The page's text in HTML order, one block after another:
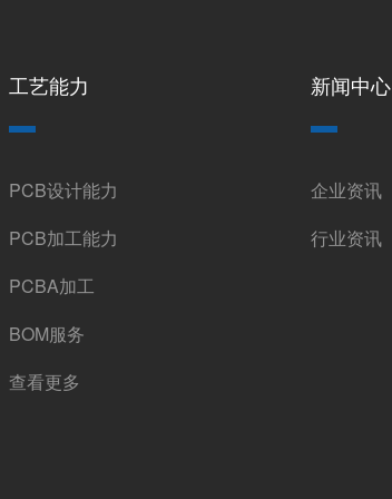
工艺能力
PCB设计能力
PCB加工能力
PCBA加工
BOM服务
查看更多
新闻中心
企业资讯
行业资讯